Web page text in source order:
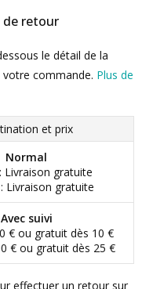
de retour
le détail de la
commande. Plus de
et prix
Normal
: Livraison gratuite
Livraison gratuite
Avec suivi
€ ou gratuit dès 10 €
€ ou gratuit dès 25 €
effectuer un retour sur